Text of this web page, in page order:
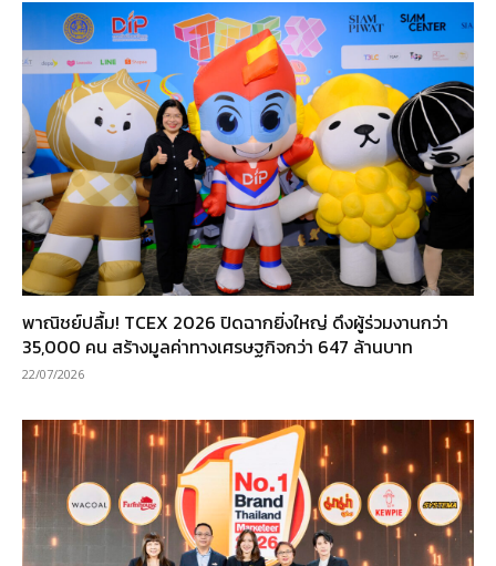
พาณิชย์ปลื้ม! TCEX 2026 ปิดฉากยิ่งใหญ่ ดึงผู้ร่วมงานกว่า
35,000 คน สร้างมูลค่าทางเศรษฐกิจกว่า 647 ล้านบาท
22/07/2026